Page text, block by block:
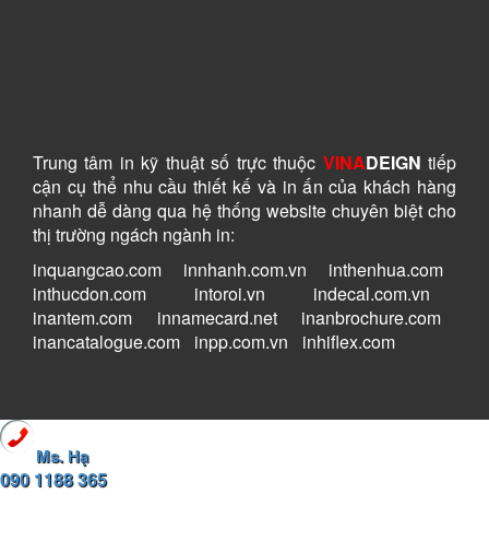
Trung tâm in kỹ thuật số trực thuộc VINADEIGN tiếp
cận cụ thể nhu cầu thiết kế và in ấn của khách hàng
nhanh dễ dàng qua hệ thống website chuyên biệt cho
thị trường ngách ngành in:
inquangcao.com
innhanh.com.vn inthenhua.com-
inthucdon.com
intoroi.vn indecal.com.vn
inantem.com
innamecard.net- inanbrochure.com
inancatalogue.com
inpp.com.vn inhiflex.com
Ms. Hạ
090 1188 365